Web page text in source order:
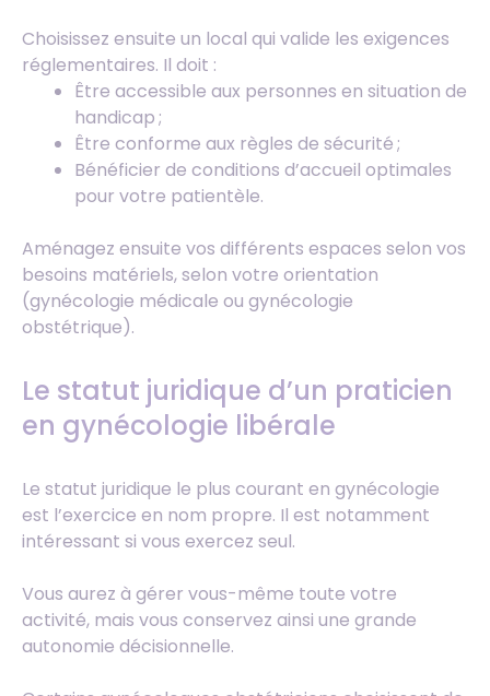
Choisissez ensuite un local qui valide les exigences
réglementaires. Il doit :
Être accessible aux personnes en situation de
handicap ;
Être conforme aux règles de sécurité ;
Bénéficier de conditions d’accueil optimales
pour votre patientèle.
Aménagez ensuite vos différents espaces selon vos
besoins matériels, selon votre orientation
(gynécologie médicale ou gynécologie
obstétrique).
Le statut juridique d’un praticien
en gynécologie libérale
Le statut juridique le plus courant en gynécologie
est l’exercice en nom propre. Il est notamment
intéressant si vous exercez seul.
Vous aurez à gérer vous-même toute votre
activité, mais vous conservez ainsi une grande
autonomie décisionnelle.